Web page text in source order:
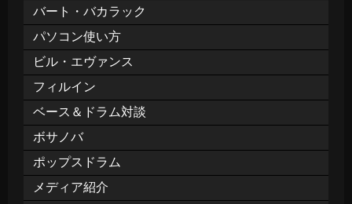
バート・バカラック
パソコン使い方
ビル・エヴァンス
フィルイン
ベース＆ドラム対談
ボサノバ
ポップスドラム
メディア紹介